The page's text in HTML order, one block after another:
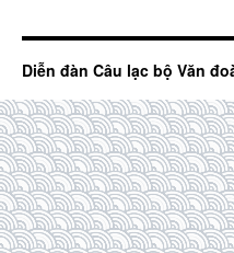
Diễn đàn Câu lạc bộ Văn